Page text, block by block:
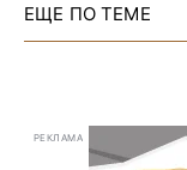
ЕЩЕ ПО ТЕМЕ
РЕКЛАМА